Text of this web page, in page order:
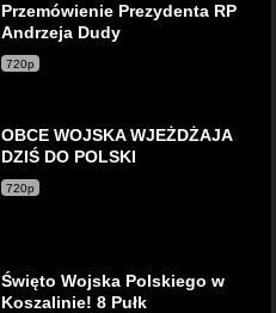
Przemówienie Prezydenta RP
Andrzeja Dudy
720p
OBCE WOJSKA WJEŻDŻAJA
DZIŚ DO POLSKI
720p
Święto Wojska Polskiego w
Koszalinie! 8 Pułk